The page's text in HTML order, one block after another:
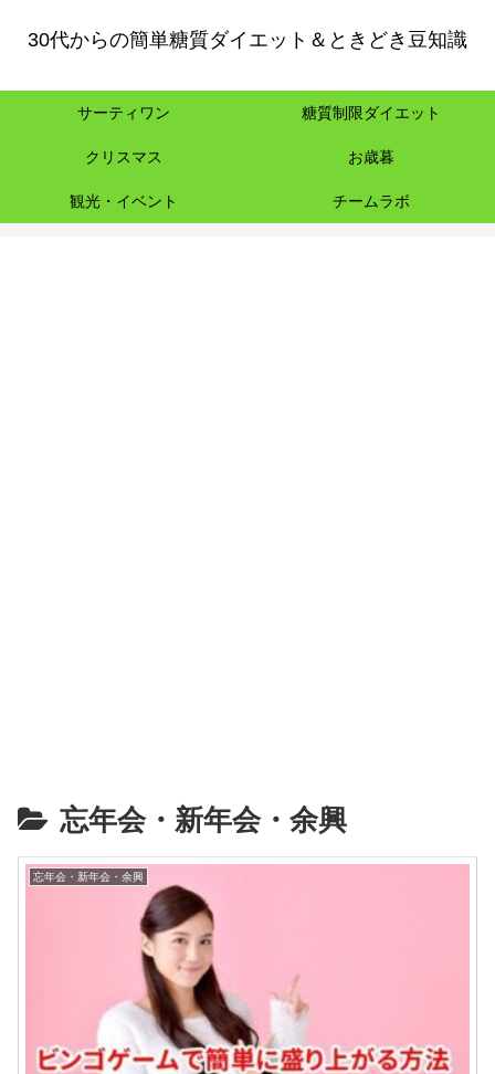
30代からの簡単糖質ダイエット＆ときどき豆知識
サーティワン 糖質制限ダイエット
クリスマス お歳暮
観光・イベント チームラボ
忘年会・新年会・余興
忘年会・新年会・余興